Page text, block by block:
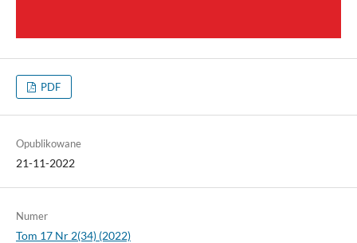
PDF
Opublikowane
21-11-2022
Numer
Tom 17 Nr 2(34) (2022)